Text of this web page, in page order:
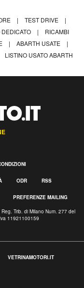
| TEST DRIVE
|
DEDICATO |
RICAMBI
| ABARTH USATE
|
LISTINO USATO ABARTH
ODR RSS
PREFERENZE MAILING
Trib. di Milano Num. 277 del
11921100159
VETRINAMOTORI.IT